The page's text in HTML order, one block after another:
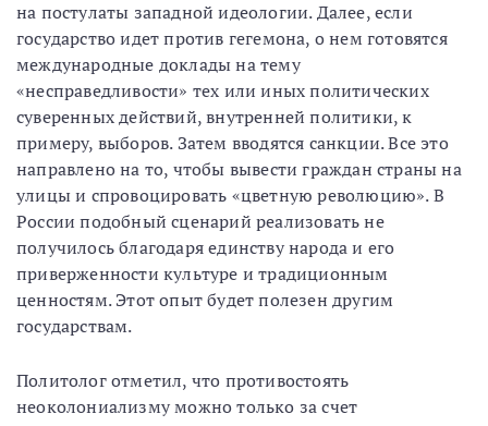
на постулаты западной идеологии. Далее, если
государство идет против гегемона, о нем готовятся
международные доклады на тему
«несправедливости» тех или иных политических
суверенных действий, внутренней политики, к
примеру, выборов. Затем вводятся санкции. Все это
направлено на то, чтобы вывести граждан страны на
улицы и спровоцировать «цветную революцию». В
России подобный сценарий реализовать не
получилось благодаря единству народа и его
приверженности культуре и традиционным
ценностям. Этот опыт будет полезен другим
государствам.
Политолог отметил, что противостоять
неоколониализму можно только за счет